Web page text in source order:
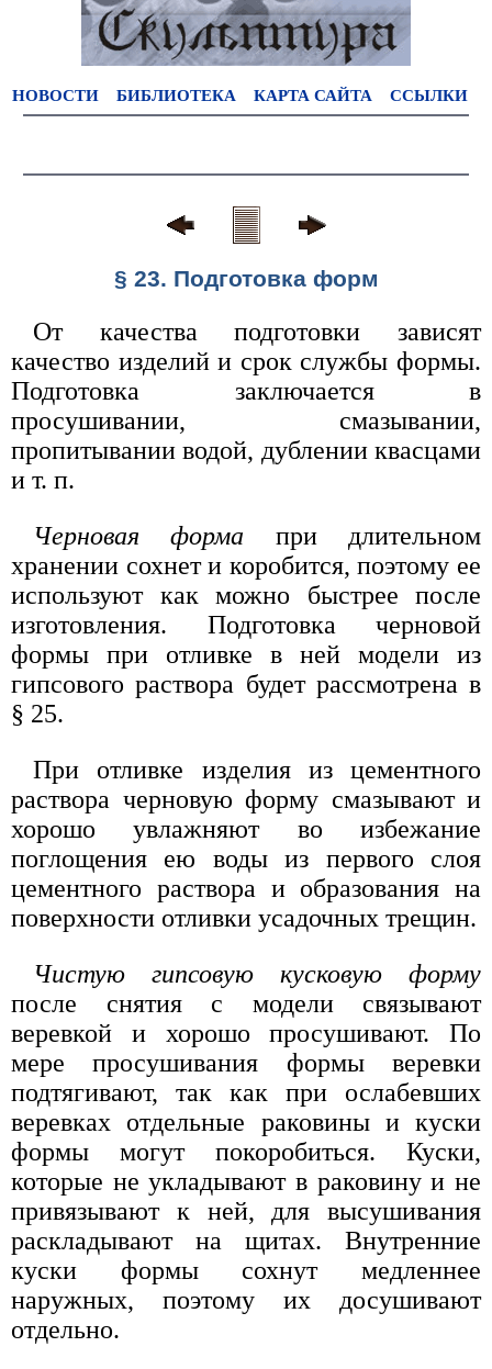
НОВОСТИ БИБЛИОТЕКА КАРТА САЙТА ССЫЛКИ
§ 23. Подготовка форм
От качества подготовки зависят
качество изделий и срок службы формы.
Подготовка заключается в
просушивании, смазывании,
пропитывании водой, дублении квасцами
и т. п.
Черновая форма при длительном
хранении сохнет и коробится, поэтому ее
используют как можно быстрее после
изготовления. Подготовка черновой
формы при отливке в ней модели из
гипсового раствора будет рассмотрена в
§ 25.
При отливке изделия из цементного
раствора черновую форму смазывают и
хорошо увлажняют во избежание
поглощения ею воды из первого слоя
цементного раствора и образования на
поверхности отливки усадочных трещин.
Чистую гипсовую кусковую форму
после снятия с модели связывают
веревкой и хорошо просушивают. По
мере просушивания формы веревки
подтягивают, так как при ослабевших
веревках отдельные раковины и куски
формы могут покоробиться. Куски,
которые не укладывают в раковину и не
привязывают к ней, для высушивания
раскладывают на щитах. Внутренние
куски формы сохнут медленнее
наружных, поэтому их досушивают
отдельно.